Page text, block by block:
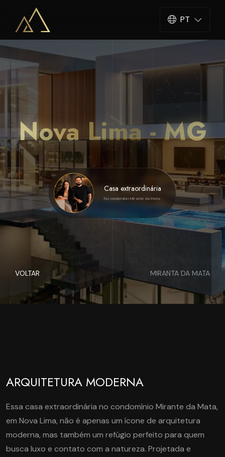
PT
Nova Lima - MG
Casa extraordinária
No condomínio Mirante da Mata
VOLTAR MIRANTA DA MATA
ARQUITETURA MODERNA
Essa casa extraordinária no condomínio Mirante da Mata,
em Nova Lima, não é apenas um ícone de arquitetura
moderna, mas também um refúgio perfeito para quem
busca luxo e contato com a natureza. Projetada e